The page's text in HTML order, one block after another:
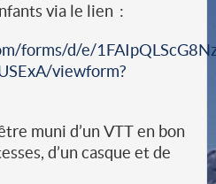
via le lien :
forms/d/e/
viewform?
muni d’un VTT en bon
d’un casque et de